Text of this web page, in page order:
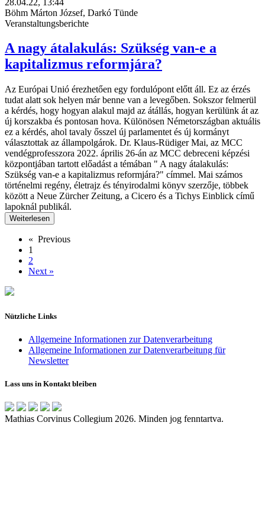
Böhm Márton József, Darkó Tünde
Veranstaltungsberichte
A nagy átalakulás: Szükség van-e a
kapitalizmus reformjára?
Az Európai Unió érezhetően egy fordulópont előtt áll. Ez az érzés
tudat alatt sok helyen már benne van a levegőben. Sokszor felmerül
a kérdés, hogy hogyan alakul majd az átállás, hogyan kerülünk át az
új korszakba és pontosan hova. Különösen Németországban aktuális
ez a kérdés, ahol tavaly ősszel új parlamentet és új kormányt
választottak az állampolgárok. Dr. Klaus-Rüdiger Mai, az MCC
vendégprofesszora 2022. április 26-án az MCC debreceni képzési
központjában tartott előadást a témában " A nagy átalakulás:
Szükség van-e a kapitalizmus reformjára?" címmel. Mai számos
történelmi regény, életrajz és tényirodalmi könyv szerzője, többek
között a Neue Zürcher Zeitung, a Cicero és a Tichys Einblick című
lapoknál publikál.
Weiterlesen
« Previous
1
2
Next »
Nützliche Links
Allgemeine Informationen zur Datenverarbeitung
Allgemeine Informationen zur Datenverarbeitung für
Newsletter
Lass uns in Kontakt bleiben
Mathias Corvinus Collegium 2026. Minden jog fenntartva.